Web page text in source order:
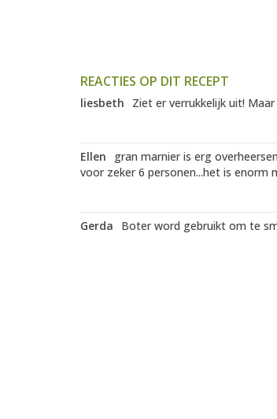
REACTIES OP DIT RECEPT
liesbeth
Ziet er verrukkelijk uit!
Ellen
gran marnier is erg
voor zeker 6 personen...het is enorm
Gerda
Boter word gebruikt om te